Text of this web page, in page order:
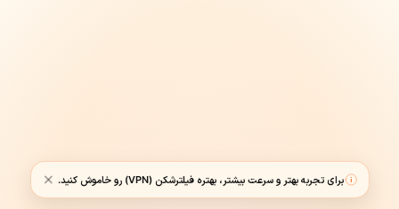
برای تجربه بهتر و سرعت بیشتر، بهتره فیلترشکن (VPN) رو خاموش کنید.